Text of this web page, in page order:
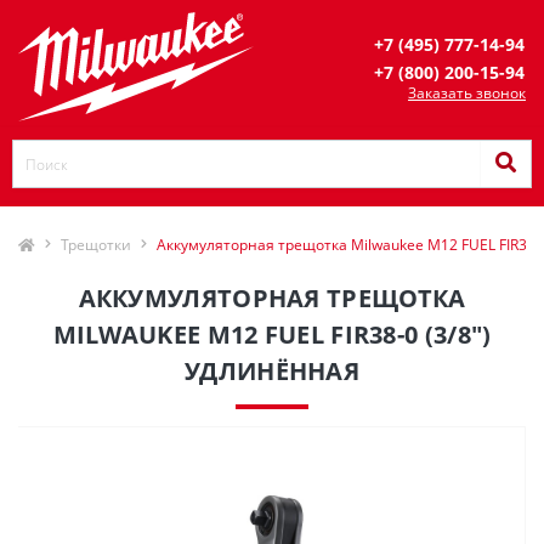
+7 (495) 777-14-94
+7 (800) 200-15-94
Заказать звонок
Трещотки Аккумуляторная трещотка Milwaukee M12 FUEL
АККУМУЛЯТОРНАЯ ТРЕЩОТКА
MILWAUKEE M12 FUEL FIR38-0 (3/8")
УДЛИНЁННАЯ